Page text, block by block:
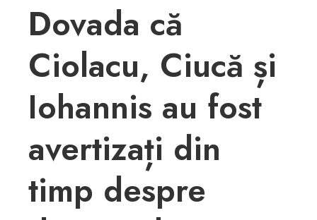
Dovada că
Ciolacu, Ciucă și
Iohannis au fost
avertizați din
timp despre